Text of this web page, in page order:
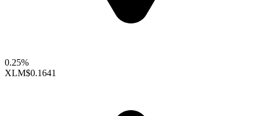
0.25%
XLM$0.1641